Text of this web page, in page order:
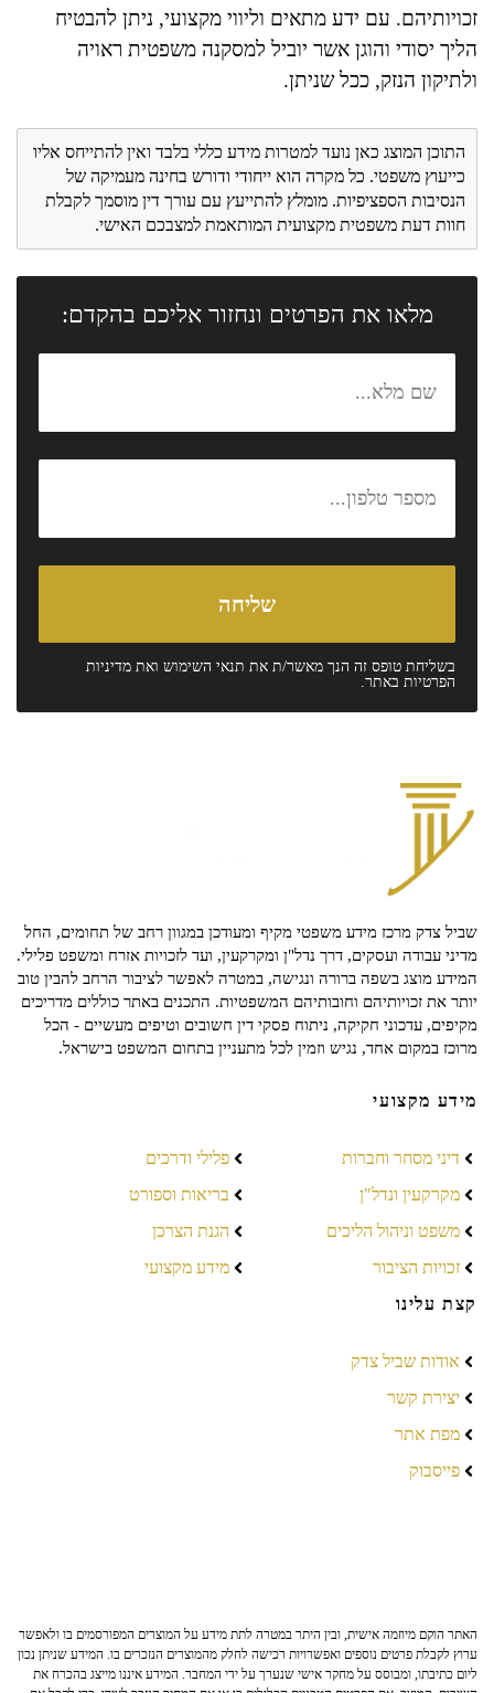
זכויותיהם. עם ידע מתאים וליווי מקצועי, ניתן להבטיח
הליך יסודי והוגן אשר יוביל למסקנה משפטית ראויה
ולתיקון הנזק, ככל שניתן.
התוכן המוצג כאן נועד למטרות מידע כללי בלבד ואין להתייחס אליו
כייעוץ משפטי. כל מקרה הוא ייחודי ודורש בחינה מעמיקה של
הנסיבות הספציפיות. מומלץ להתייעץ עם עורך דין מוסמך לקבלת
חוות דעת משפטית מקצועית המותאמת למצבכם האישי.
מלאו את הפרטים ונחזור אליכם בהקדם:
בשליחת טופס זה הנך מאשר/ת את תנאי השימוש ואת מדיניות
הפרטיות באתר.
שביל צדק מרכז מידע משפטי מקיף ומעודכן במגוון רחב של תחומים, החל
מדיני עבודה ועסקים, דרך נדל"ן ומקרקעין, ועד לזכויות אזרח ומשפט פלילי.
המידע מוצג בשפה ברורה ונגישה, במטרה לאפשר לציבור הרחב להבין טוב
יותר את זכויותיהם וחובותיהם המשפטיות. התכנים באתר כוללים מדריכים
מקיפים, עדכוני חקיקה, ניתוח פסקי דין חשובים וטיפים מעשיים - הכל
מרוכז במקום אחד, נגיש וזמין לכל מתעניין בתחום המשפט בישראל.
מידע מקצועי
דיני מסחר וחברות
מקרקעין ונדל"ן
משפט וניהול הליכים
זכויות הציבור
פלילי ודרכים
בריאות וספורט
הגנת הצרכן
מידע מקצועי
קצת עלינו
אודות שביל צדק
יצירת קשר
מפת אתר
פייסבוק
האתר הוקם מיוזמה אישית, ובין היתר במטרה לתת מידע על המוצרים המפורסמים בו ולאפשר
ערוץ לקבלת פרטים נוספים ואפשרויות רכישה לחלק מהמוצרים הנזכרים בו. המידע שניתן נכון
ליום כתיבתו, ומבוסס על מחקר אישי שנערך על ידי המחבר. המידע איננו מייצג בהכרח את